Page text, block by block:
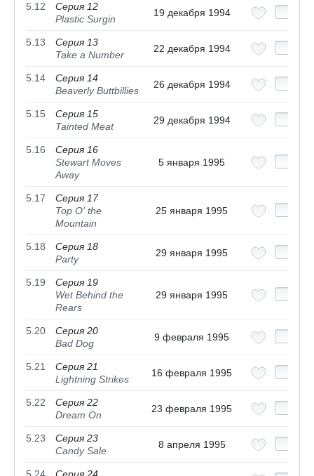
5.12
Серия 12
Plastic Surgin
19 декабря 1994
5.13
Серия 13
Take a Number
22 декабря 1994
5.14
Серия 14
Beaverly Buttbillies
26 декабря 1994
5.15
Серия 15
Tainted Meat
29 декабря 1994
5.16
Серия 16
Stewart Moves
Away
5 января 1995
5.17
Серия 17
Top O' the
Mountain
25 января 1995
5.18
Серия 18
Party
29 января 1995
5.19
Серия 19
Wet Behind the
Rears
29 января 1995
5.20
Серия 20
Bad Dog
9 февраля 1995
5.21
Серия 21
Lightning Strikes
16 февраля 1995
5.22
Серия 22
Dream On
23 февраля 1995
5.23
Серия 23
Candy Sale
8 апреля 1995